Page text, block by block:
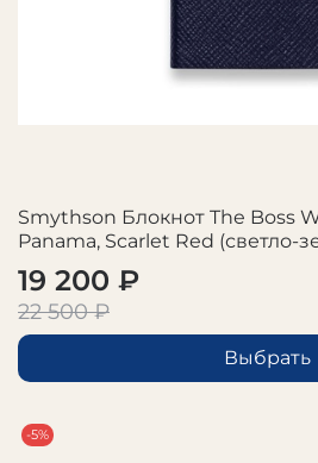
Smythson Блокнот The Boss
Panama, Scarlet Red (светло-
19 200 ₽
22 500 ₽
Выбрать
-5%